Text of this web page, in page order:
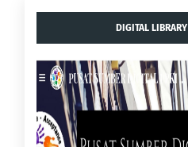
DIGITAL LIBRARY